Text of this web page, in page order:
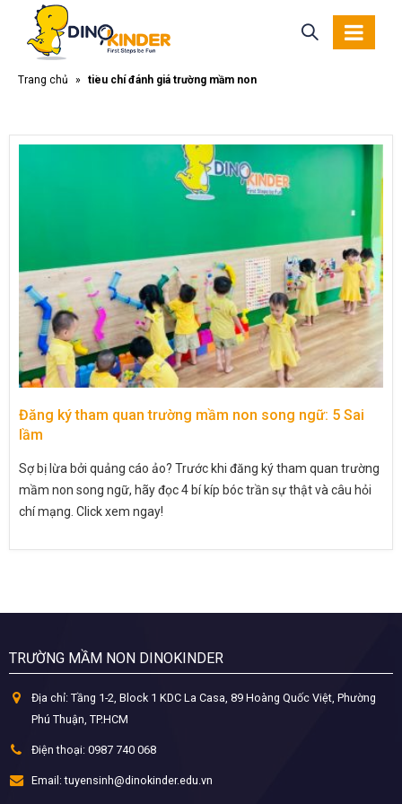
Trang chủ » tiêu chí đánh giá trường mầm non
Đăng ký tham quan trường mầm non song ngữ: 5 Sai
lầm
Sợ bị lừa bởi quảng cáo ảo? Trước khi đăng ký tham quan trường
mầm non song ngữ, hãy đọc 4 bí kíp bóc trần sự thật và câu hỏi
chí mạng. Click xem ngay!
TRƯỜNG MẦM NON DINOKINDER
Địa chỉ: Tầng 1-2, Block 1 KDC La Casa, 89 Hoàng Quốc Việt, Phường
Phú Thuận, TP.HCM
Điện thoại: 0987 740 068
Email: tuyensinh@dinokinder.edu.vn